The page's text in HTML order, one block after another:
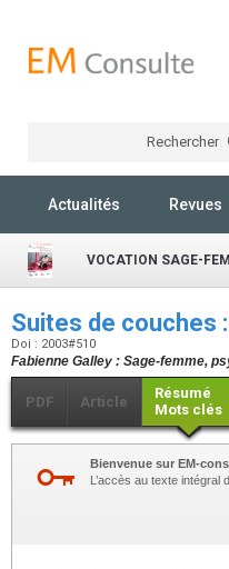
Rechercher
Actualités Revues
VOCATION SAGE-
Suites de couches
Doi : 2003#510
Fabienne Galley : Sage-femme,
PDF Article
Résumé
Mots clés
Bienvenue sur EM-
L’accès au texte intégral